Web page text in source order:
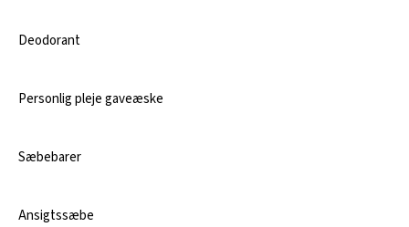
Deodorant
Personlig pleje gaveæske
Sæbebarer
Ansigtssæbe